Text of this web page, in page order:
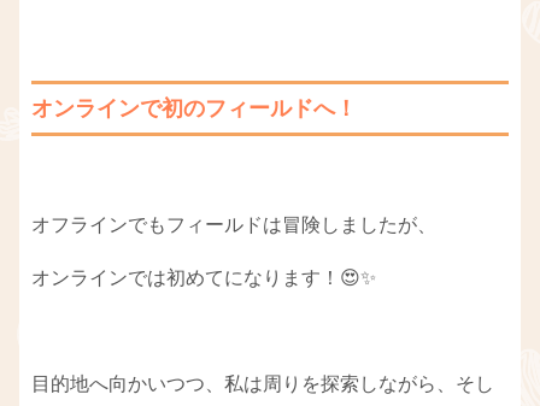
オンラインで初のフィールドへ！
オフラインでもフィールドは冒険しましたが、
オンラインでは初めてになります！😍✨
目的地へ向かいつつ、私は周りを探索しながら、そし